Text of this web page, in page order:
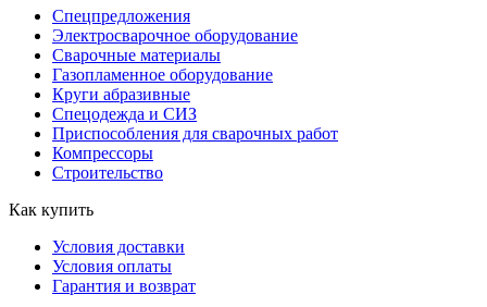
Спецпредложения
Электросварочное оборудование
Сварочные материалы
Газопламенное оборудование
Круги абразивные
Спецодежда и СИЗ
Приспособления для сварочных работ
Компрессоры
Строительство
Как купить
Условия доставки
Условия оплаты
Гарантия и возврат